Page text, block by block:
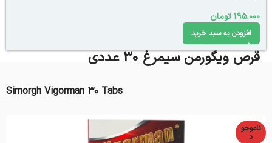
195.000تومان
افزودن به سبد خرید
قرص ویگورمن سیمرغ 30 عددی
Simorgh Vigorman 30 Tabs
ناموجو
د